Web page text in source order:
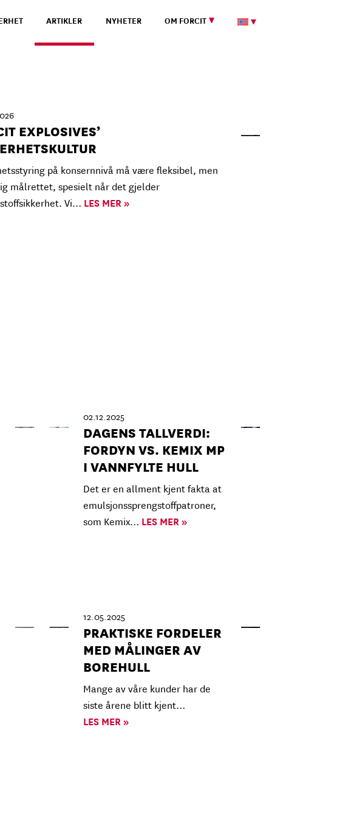
ARTIKLER NYHETER OM FORCIT
EXPLOSIVES’
på konsernnivå må være fleksibel, men
målrettet, spesielt når det gjelder
Vi… LES MER »
02.12.2025
DAGENS TALLVERDI:
FORDYN VS. KEMIX MP
I VANNFYLTE HULL
Det er en allment kjent fakta at
emulsjonssprengstoffpatroner,
som Kemix… LES MER »
12.05.2025
PRAKTISKE FORDELER
MED MÅLINGER AV
BOREHULL
Mange av våre kunder har de
siste årene blitt kjent…
LES MER »